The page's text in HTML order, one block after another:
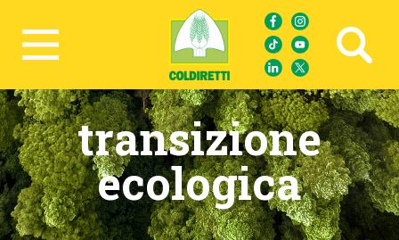
Ricerca avanzata
transizione
ecologica